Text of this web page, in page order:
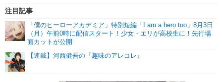
注目記事
「僕のヒーローアカデミア」特別短編「I am a hero too」8月3日
（月）午前0時に配信スタート！少女・エリが高校生に！先行場
面カットが公開
【連載】河西健吾の『趣味のアレコレ』